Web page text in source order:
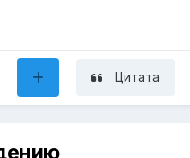
Цитата